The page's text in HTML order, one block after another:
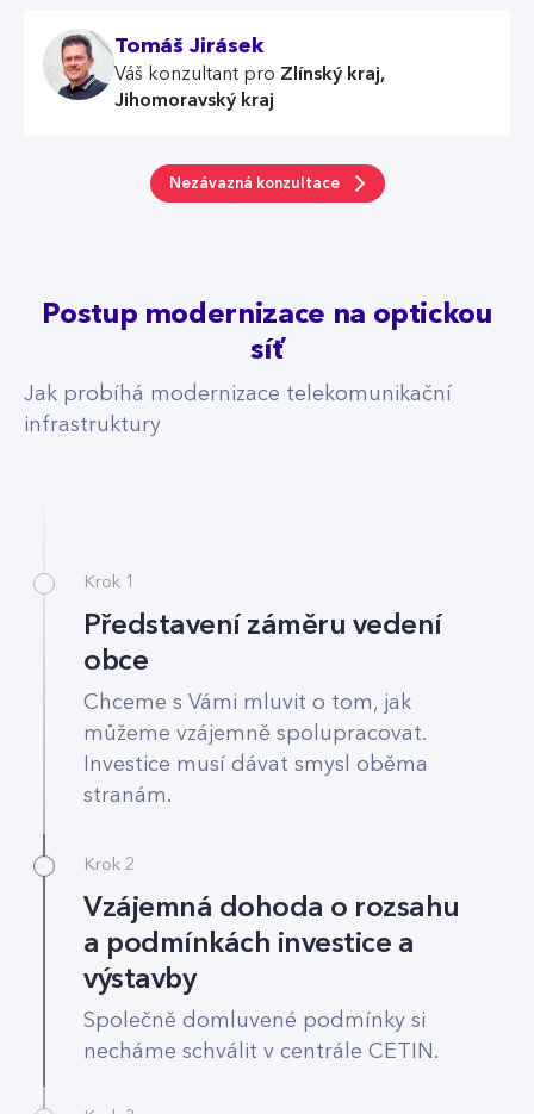
Tomáš Jirásek
Váš konzultant pro Zlínský kraj,
Jihomoravský kraj
Nezávazná konzultace
Postup modernizace na optickou
síť
Jak probíhá modernizace telekomunikační
infrastruktury
Krok 1
Představení záměru vedení
obce
Chceme s Vámi mluvit o tom, jak
můžeme vzájemně spolupracovat.
Investice musí dávat smysl oběma
stranám.
Krok 2
Vzájemná dohoda o rozsahu
a podmínkách investice a
výstavby
Společně domluvené podmínky si
necháme schválit v centrále CETIN.